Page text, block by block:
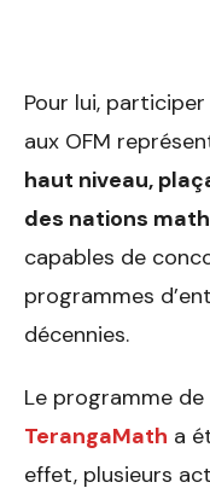
Pour lui,
aux OFM
haut niveau,
des nations
capables de
programmes
décennies.
Le programme
TerangaMath a
effet, plusieurs